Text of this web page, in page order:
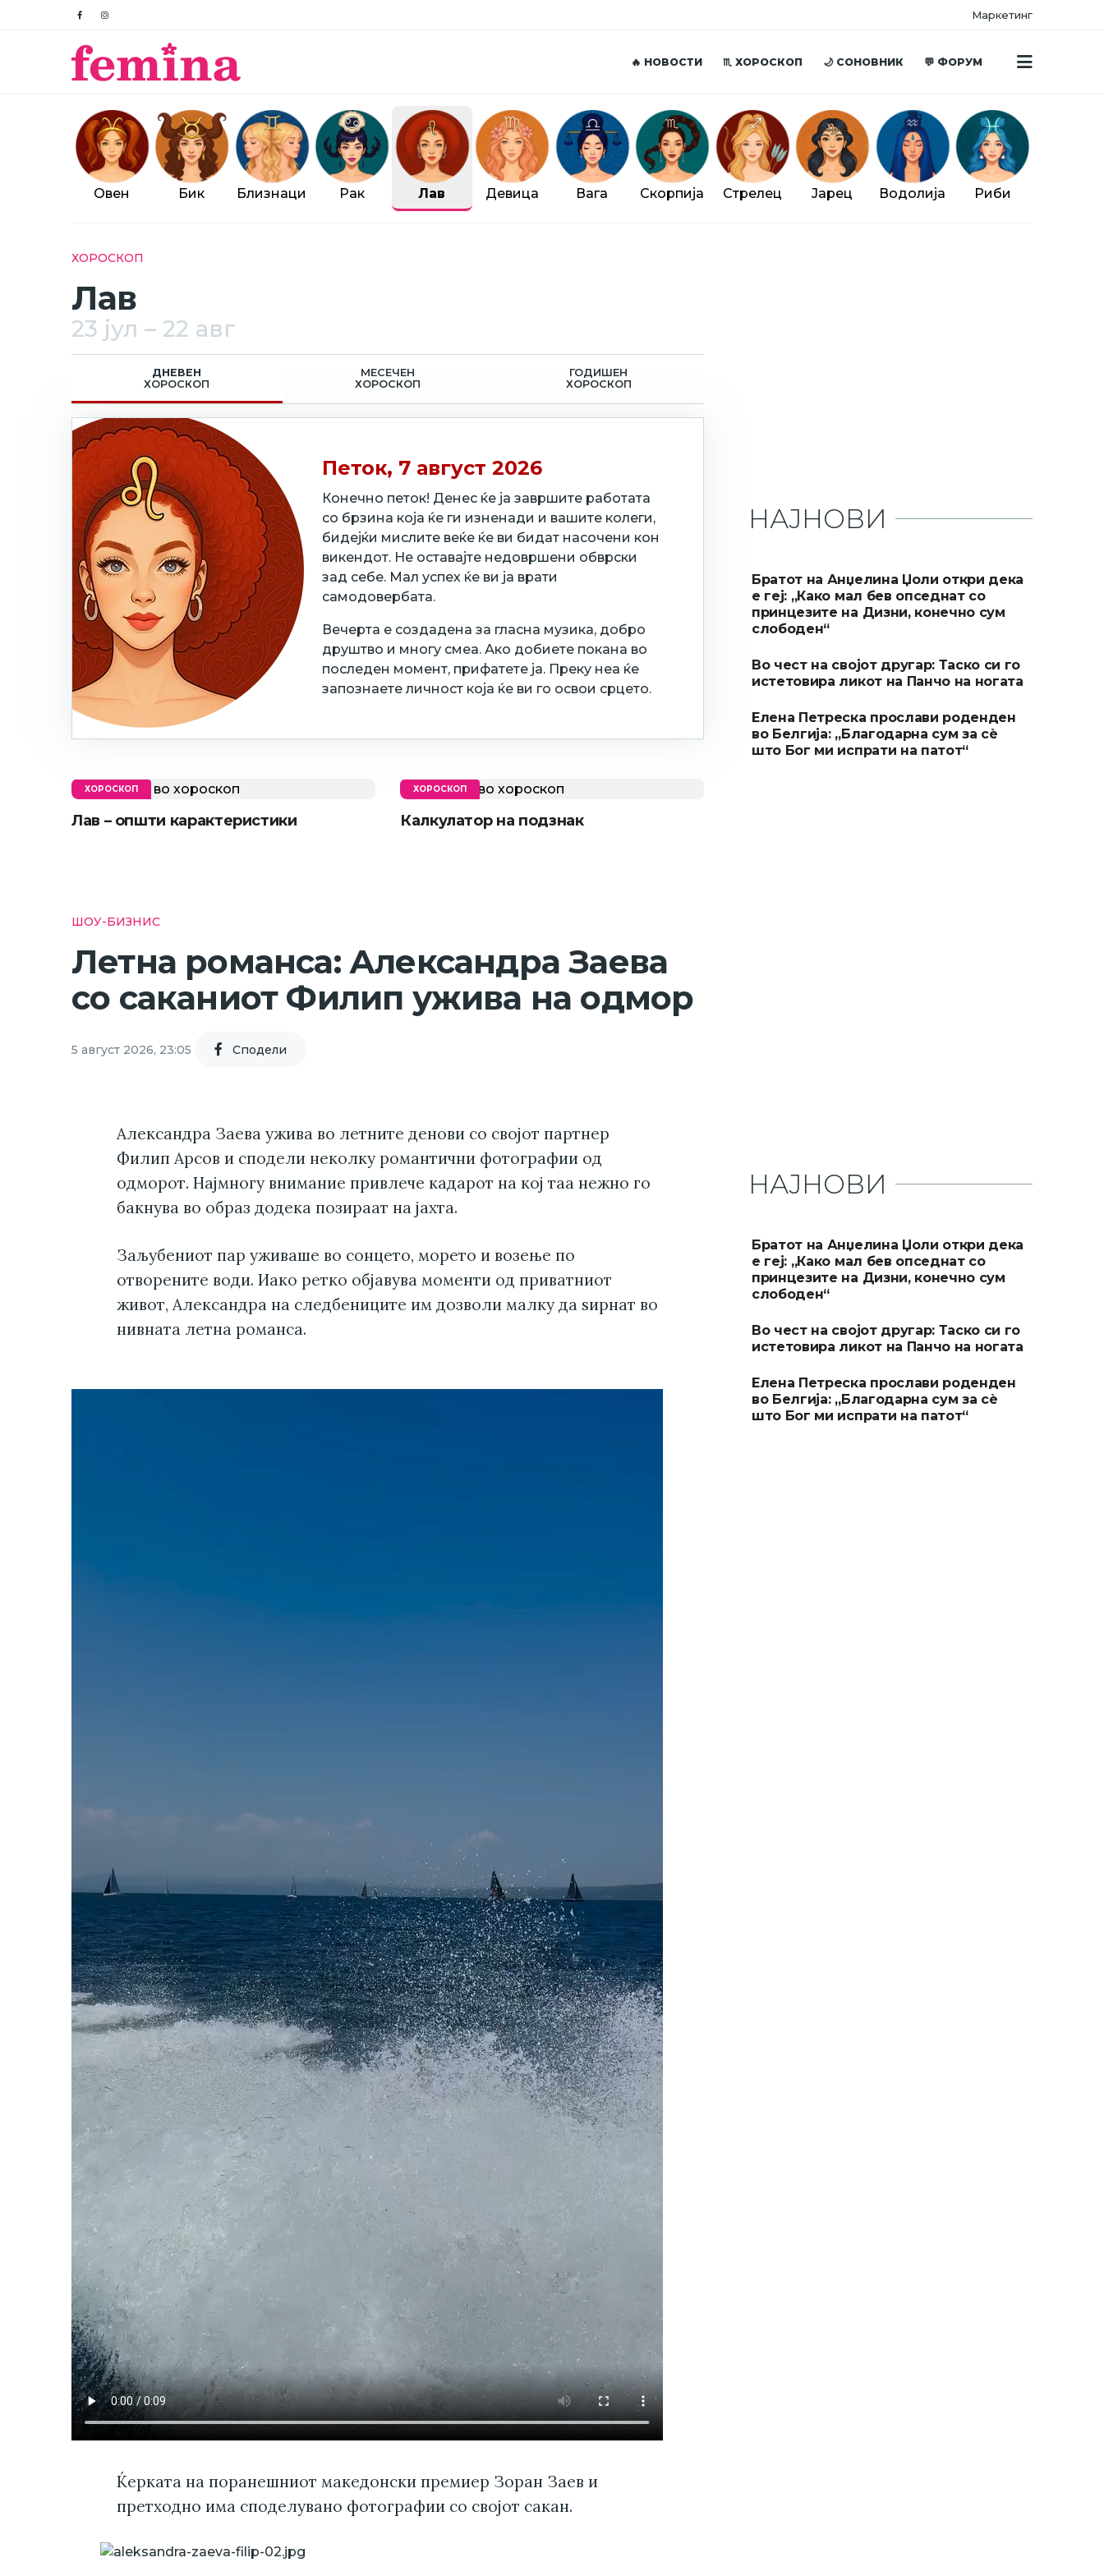
Маркетинг
🔥 НОВОСТИ ♏ ХОРОСКОП 🌙 СОНОВНИК 💬 ФОРУМ
Овен Бик Близнаци Рак Лав Девица Вага Скорпија Стрелец Јарец Водолија Риби
Breadcrumb
ХОРОСКОП
Лав
23 јул – 22 авг
ДНЕВЕН
ХОРОСКОП
МЕСЕЧЕН
ХОРОСКОП
ГОДИШЕН
ХОРОСКОП
Петок, 7 август 2026
Конечно петок! Денес ќе ја завршите работата
со брзина која ќе ги изненади и вашите колеги,
бидејќи мислите веќе ќе ви бидат насочени кон
викендот. Не оставајте недовршени обврски
зад себе. Мал успех ќе ви ја врати
самодовербата.
Вечерта е создадена за гласна музика, добро
друштво и многу смеа. Ако добиете покана во
последен момент, прифатете ја. Преку неа ќе
запознаете личност која ќе ви го освои срцето.
ХОРОСКОП
Лав – општи карактеристики
ХОРОСКОП
Калкулатор на подзнак
НАЈНОВИ
Братот на Анџелина Џоли откри дека
е геј: „Како мал бев опседнат со
принцезите на Дизни, конечно сум
слободен“
Во чест на својот другар: Таско си го
истетовира ликот на Панчо на ногата
Елена Петреска прослави роденден
во Белгија: „Благодарна сум за сè
што Бог ми испрати на патот“
ШОУ-БИЗНИС
Летна романса: Александра Заева
со саканиот Филип ужива на одмор
5 август 2026, 23:05 Cподели
Александра Заева ужива во летните денови со својот партнер
Филип Арсов и сподели неколку романтични фотографии од
одморот. Најмногу внимание привлече кадарот на кој таа нежно го
бакнува во образ додека позираат на јахта.
Заљубениот пар уживаше во сонцето, морето и возење по
отворените води. Иако ретко објавува моменти од приватниот
живот, Александра на следбениците им дозволи малку да ѕирнат во
нивната летна романса.
Ќерката на поранешниот македонски премиер Зоран Заев и
претходно има споделувано фотографии со својот сакан.
НАЈНОВИ
Братот на Анџелина Џоли откри дека
е геј: „Како мал бев опседнат со
принцезите на Дизни, конечно сум
слободен“
Во чест на својот другар: Таско си го
истетовира ликот на Панчо на ногата
Елена Петреска прослави роденден
во Белгија: „Благодарна сум за сè
што Бог ми испрати на патот“